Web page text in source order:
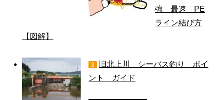
強 最速 PE
ライン結び方
【図解】
3
旧北上川 シーバス釣り ポイ
ント ガイド